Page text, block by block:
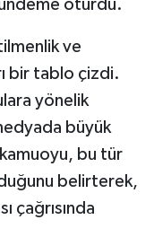
oturdu.
ve
bir tablo çizdi.
yönelik
büyük
bu tür
belirterek,
çağrısında